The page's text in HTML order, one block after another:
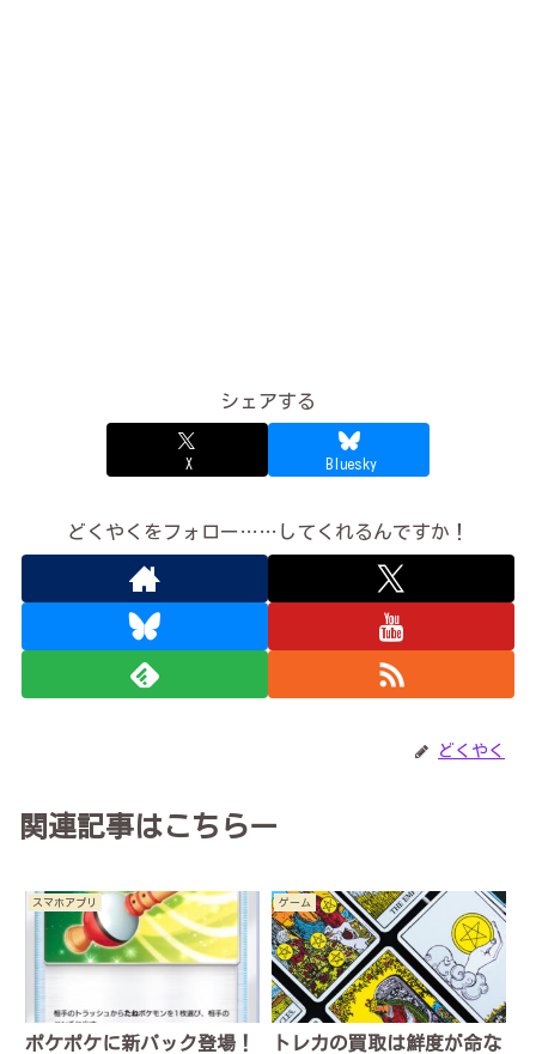
シェアする
X Bluesky
どくやくをフォロー……してくれるんですか！
どくやく
関連記事はこちらー
スマホアプリ
ポケポケに新パック登場！
ゲーム
トレカの買取は鮮度が命な